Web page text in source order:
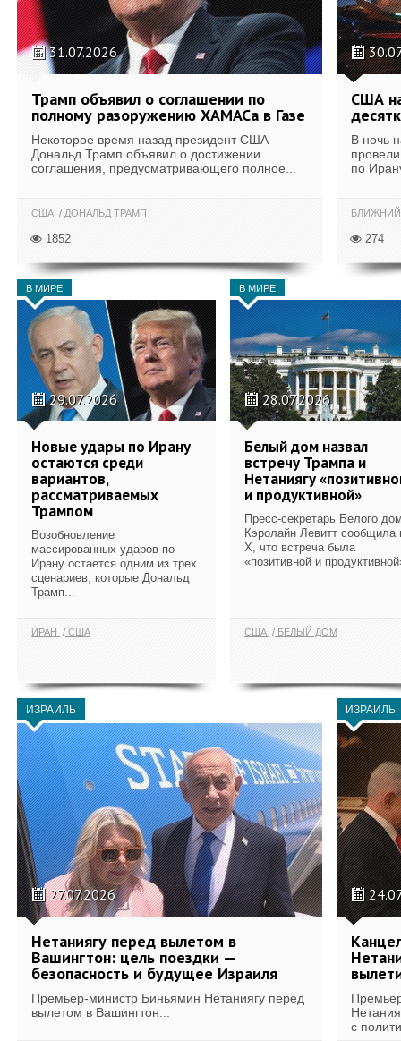
31.07.2026
Трамп объявил о соглашении по
полному разоружению ХАМАСа в Газе
Некоторое время назад президент США
Дональд Трамп объявил о достижении
соглашения, предусматривающего полное...
США ДОНАЛЬД ТРАМП
1852
США
В ночь
по
274
В МИРЕ
29.07.2026
Новые удары по Ирану
остаются среди
вариантов,
рассматриваемых
Трампом
Возобновление
массированных ударов по
Ирану остается одним из трех
сценариев, которые Дональд
Трамп...
ИРАН США
В МИРЕ
28.07.2026
Белый дом назвал
встречу Трампа и
Нетаниягу
и продуктивной»
Пресс-секретарь Белого
Кэролайн Левитт сообщила
X, что встреча была
«позитивной и
США БЕЛЫЙ ДОМ
ИЗРАИЛЬ
27.07.2026
Нетаниягу перед вылетом в
Вашингтон: цель поездки —
безопасность и будущее Израиля
Премьер-министр Биньямин Нетаниягу перед
вылетом в Вашингтон...
ИЗРАИЛЬ
с